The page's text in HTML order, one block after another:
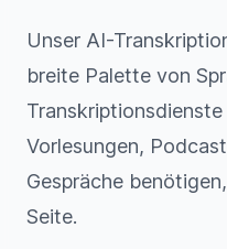
Unser AI-
breite Palette von
Vorlesungen,
Gespräche
Seite.